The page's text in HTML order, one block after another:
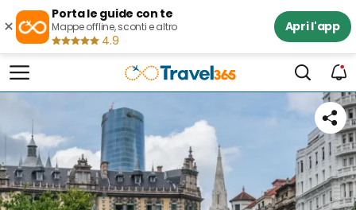
×
Porta le guide con te
Mappe offline, sconti e altro
4.9
Apri l'app